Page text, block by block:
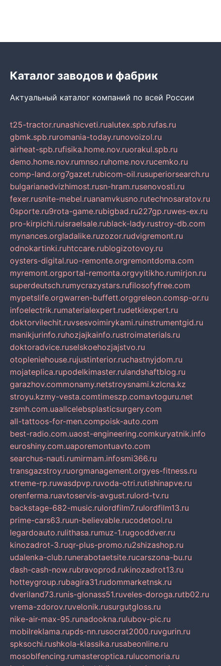
Каталог заводов и фабрик
Актуальный каталог компаний по всей России
t25-tractor.runashicveti.rualutex.spb.rufas.ru
gbmk.spb.ruromania-today.runovoizol.ru
airheat-spb.rufisika.home.nov.ruorakul.spb.ru
demo.home.nov.rumnso.ruhome.nov.rucemko.ru
comp-land.org7gazet.rubicom-oil.rusuperiorsearch.ru
bulgarianedvizhimost.rusn-hram.rusenovosti.ru
fexer.rusnite-mebel.ruanamvkusno.rutechnosaratov.ru
0sporte.ru9rota-game.rubigbad.ru227gp.ruwes-ex.ru
pro-kirpichi.ruisraelsale.rublack-lady.rustroy-db.com
mynances.orgladalike.ruzozor.rudvigremont.ru
odnokartinki.ruhtccare.rublogizotovoy.ru
oysters-digital.ruo-remonte.orgremontdoma.com
myremont.orgportal-remonta.orgvyitikho.rumirjon.ru
superdeutsch.rumycrazystars.rufilosofyfree.com
mypetslife.orgwarren-buffett.orggreleon.comsp-or.ru
infoelectrik.rumaterialexpert.rudetkiexpert.ru
doktorvilechit.ruvsesvoimirykami.ruinstrumentgid.ru
manikjurinfo.ruhozjajkainfo.rustroimaterials.ru
doktoradvice.ruselskoehozjajstvo.ru
otopleniehouse.rujustinterior.ruchastnyjdom.ru
mojateplica.rupodelkimaster.rulandshaftblog.ru
garazhov.commonamy.netstroysnami.kzlcna.kz
stroyu.kzmy-vesta.comtimeszp.comavtoguru.net
zsmh.com.uaallcelebsplasticsurgery.com
all-tattoos-for-men.compoisk-auto.com
best-radio.com.uaost-engineering.comkuryatnik.info
euroshiny.com.uaporemontuavto.com
searchus-nauti.rumirmam.infosmi366.ru
transgazstroy.ruorgmanagement.orgyes-fitness.ru
xtreme-rp.ruwasdpvp.ruvoda-otri.rutishinapve.ru
orenferma.ruavtoservis-avgust.rulord-tv.ru
backstage-682-music.rulordfilm7.rulordfilm13.ru
prime-cars63.ruun-believable.rucodetool.ru
legardoauto.rulithasa.rumuz-1.rugooddver.ru
kinozadrot-3.ruqr-plus-promo.ru2shizashop.ru
udalenka-club.runerabotaetsite.rucarszona-bu.ru
dash-cash-now.rubravoprod.rukinozadrot13.ru
hotteygroup.rubagira31.rudommarketnsk.ru
dveriland73.runis-glonass51.ruveles-doroga.rutb02.ru
vrema-zdorov.ruvelonik.rusurgutgloss.ru
nike-air-max-95.runadookna.rulubov-pic.ru
mobilreklama.rupds-nn.rusocrat2000.ruvgurin.ru
spksochi.rushkola-klassika.rusabeonline.ru
mosoblfencing.rumasteroptica.rulucomoria.ru